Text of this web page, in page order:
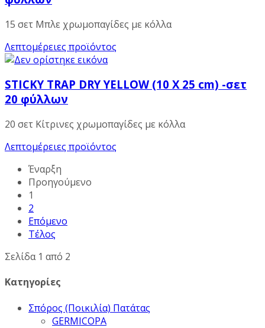
15 σετ Μπλε χρωμοπαγίδες με κόλλα
Λεπτομέρειες προϊόντος
STICKY TRAP DRY YELLOW (10 X 25 cm) -σετ
20 φύλλων
20 σετ Κίτρινες χρωμοπαγίδες με κόλλα
Λεπτομέρειες προϊόντος
Έναρξη
Προηγούμενο
1
2
Επόμενο
Τέλος
Σελίδα 1 από 2
Κατηγορίες
Σπόρος (Ποικιλία) Πατάτας
GERMICOPA